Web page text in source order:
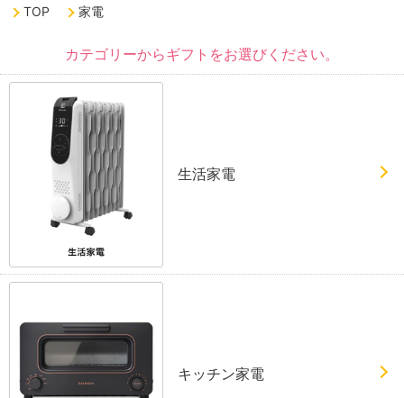
TOP 家電
カテゴリーからギフトをお選びください。
生活家電
キッチン家電